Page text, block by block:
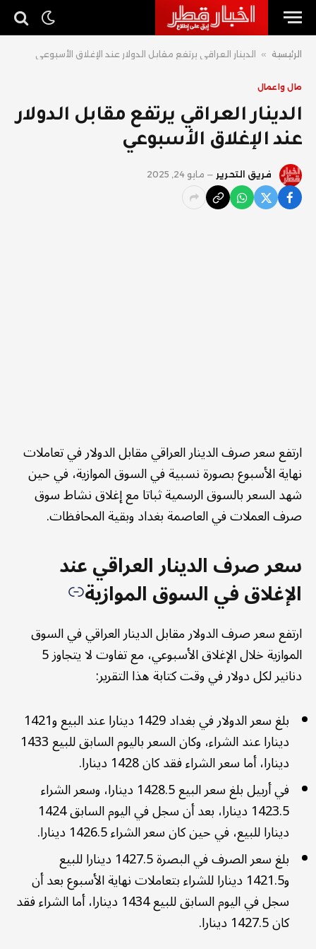
الرئيسية » الدينار العراقي يرتفع مقابل الدولار عند الإغلاق الأسبوعي
مال واعمال
الدينار العراقي يرتفع مقابل الدولار
عند الإغلاق الأسبوعي
فريق التحرير مايو 24, 2025
ارتفع سعر صرف الدينار العراقي مقابل الدولار في تعاملات
نهاية الأسبوع بصورة نسبية في السوق الموازية، في حين
شهد السعر بالسوق الرسمية ثباتا مع إغلاق نشاط سوق
صرف العملات في العاصمة بغداد وبقية المحافظات.
سعر صرف الدينار العراقي عند
الإغلاق في السوق الموازية
ارتفع سعر صرف الدولار مقابل الدينار العراقي في السوق
الموازية خلال الإغلاق الأسبوعي، مع تفاوت لا يتجاوز 5
دنانير لكل دولار في وقت كتابة هذا التقرير:
بلغ سعر الدولار في بغداد 1429 دينارا عند البيع و1421
دينارا عند الشراء، وكان السعر باليوم السابق للبيع 1433
دينارا، أما سعر الشراء فقد كان 1428 دينارا.
في أربيل بلغ سعر البيع 1428.5 دينارا، وسعر الشراء
1423.5 دينارا، بعد أن سجل في اليوم السابق 1424
دينارا للبيع، في حين كان سعر الشراء 1426.5 دينارا.
بلغ سعر الصرف في البصرة 1427.5 دينارا للبيع
و1421.5 دينارا للشراء بتعاملات نهاية الأسبوع بعد أن
سجل في اليوم السابق للبيع 1434 دينارا، أما الشراء فقد
كان 1427.5 دينارا.